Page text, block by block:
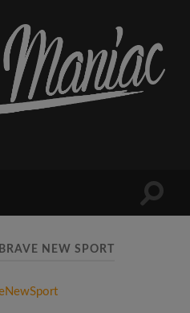
BRAVE NEW SPORT